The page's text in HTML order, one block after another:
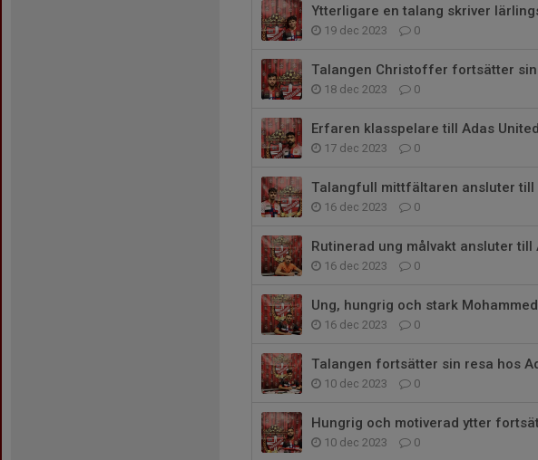
Ytterligare en talang skriver
19 dec 2023 0
Talangen Christoffer fortsätter sin
18 dec 2023 0
Erfaren klasspelare till Adas
17 dec 2023 0
Talangfull mittfältaren ansluter till
16 dec 2023 0
Rutinerad ung målvakt ansluter till
16 dec 2023 0
Ung, hungrig och stark
16 dec 2023 0
Talangen fortsätter sin resa hos
10 dec 2023 0
Hungrig och motiverad ytter
10 dec 2023 0